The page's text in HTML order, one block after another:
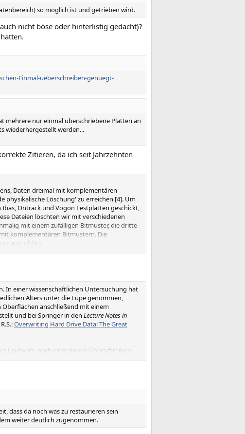
so möglich ist und getrieben wird.
nicht böse oder hinterlistig gedacht)?
Einmal-ueberschreiben-genuegt-
mehrere nur einmal überschriebene Platten an
wiederhergestellt werden...
Zitieren, da ich seit Jahrzehnten
Daten dreimal mit komplementären
physikalische Löschung' zu erreichen [4]. Um
Ontrack und Vogon Festplatten geschickt,
Dateien löschten wir mit verschiedenen
mit einem zufälligen Bitmuster, die dritte
komplementären Bitmustern. Die
aus: nichts.
erst mal überschrieben
In einer wissenschaftlichen Untersuchung hat
Alters unter die Lupe genommen,
anschließend mit einem
und bei Springer in den Lecture Notes in
Overwriting Hard Drive Data: The Great
Laufwerk, nach einmaligem Überschreiben
null. Na ja, nicht ganz: Wenn es um ein
aber schon 8 Mal richtig liegen, was nur
jenseits von einem Byte ..
dass da noch was zu restaurieren sein
weiter deutlich zugenommen.